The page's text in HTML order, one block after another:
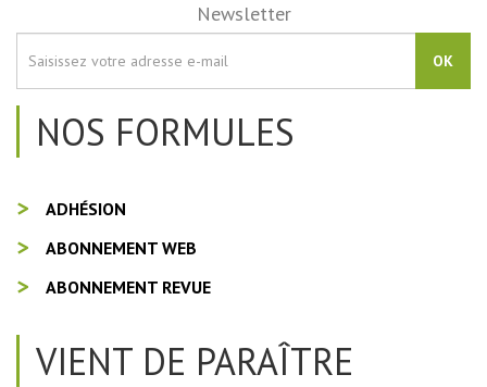
Newsletter
OK
NOS FORMULES
ADHÉSION
ABONNEMENT WEB
ABONNEMENT REVUE
VIENT DE PARAÎTRE